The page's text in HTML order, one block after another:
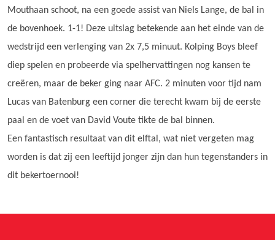
Mouthaan schoot, na een goede assist van Niels Lange, de bal in
de bovenhoek. 1-1! Deze uitslag betekende aan het einde van de
wedstrijd een verlenging van 2x 7,5 minuut. Kolping Boys bleef
diep spelen en probeerde via spelhervattingen nog kansen te
creëren, maar de beker ging naar AFC. 2 minuten voor tijd nam
Lucas van Batenburg een corner die terecht kwam bij de eerste
paal en de voet van David Voute tikte de bal binnen.
Een fantastisch resultaat van dit elftal, wat niet vergeten mag
worden is dat zij een leeftijd jonger zijn dan hun tegenstanders in
dit bekertoernooi!